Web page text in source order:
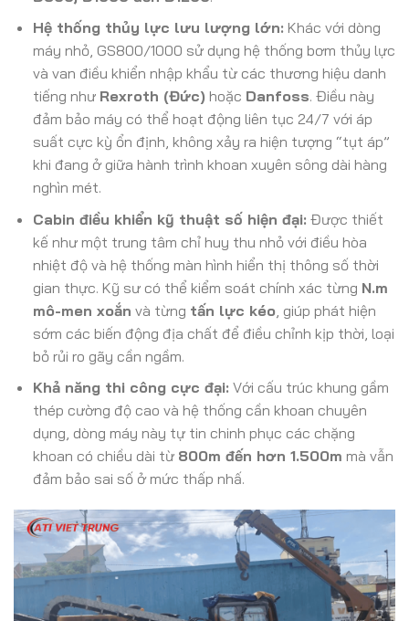
Hệ thống thủy lực lưu lượng lớn: Khác với dòng
máy nhỏ, GS800/1000 sử dụng hệ thống bơm thủy lực
và van điều khiển nhập khẩu từ các thương hiệu danh
tiếng như Rexroth (Đức) hoặc Danfoss. Điều này
đảm bảo máy có thể hoạt động liên tục 24/7 với áp
suất cực kỳ ổn định, không xảy ra hiện tượng “tụt áp”
khi đang ở giữa hành trình khoan xuyên sông dài hàng
nghìn mét.
Cabin điều khiển kỹ thuật số hiện đại: Được thiết
kế như một trung tâm chỉ huy thu nhỏ với điều hòa
nhiệt độ và hệ thống màn hình hiển thị thông số thời
gian thực. Kỹ sư có thể kiểm soát chính xác từng N.m
mô-men xoắn và từng tấn lực kéo , giúp phát hiện
sớm các biến động địa chất để điều chỉnh kịp thời, loại
bỏ rủi ro gãy cần ngầm.
Khả năng thi công cực đại: Với cấu trúc khung gầm
thép cường độ cao và hệ thống cần khoan chuyên
dụng, dòng máy này tự tin chinh phục các chặng
khoan có chiều dài từ 800m đến hơn 1.500m mà vẫn
đảm bảo sai số ở mức thấp nhấ.